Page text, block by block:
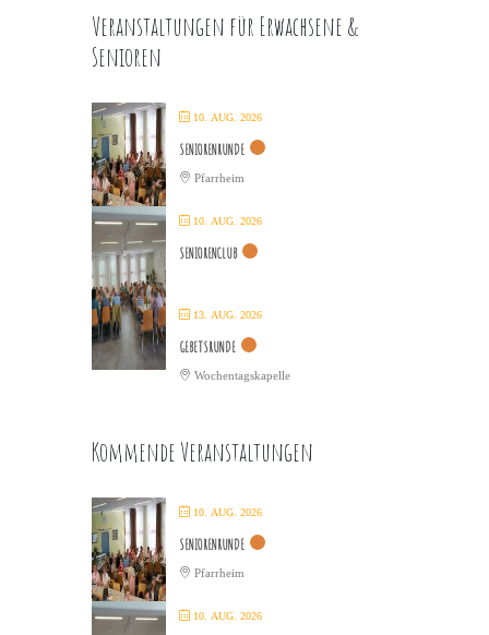
Veranstaltungen für Erwachsene &
Senioren
10. AUG. 2026
SENIORENRUNDE
Pfarrheim
10. AUG. 2026
SENIORENCLUB
13. AUG. 2026
GEBETSRUNDE
Wochentagskapelle
Kommende Veranstaltungen
10. AUG. 2026
SENIORENRUNDE
Pfarrheim
10. AUG. 2026